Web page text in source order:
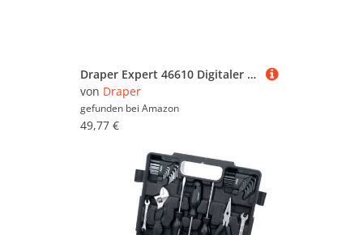
Draper Expert 46610 Digitaler Messschieber mit 2 Maßeinheiten 0-150 mm
von Draper
gefunden bei Amazon
49,77 €